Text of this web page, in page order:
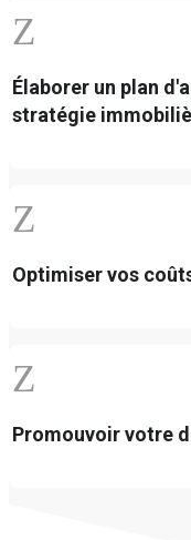
Z
Élaborer un plan
stratégie
Z
Optimiser vos
Z
Promouvoir votre